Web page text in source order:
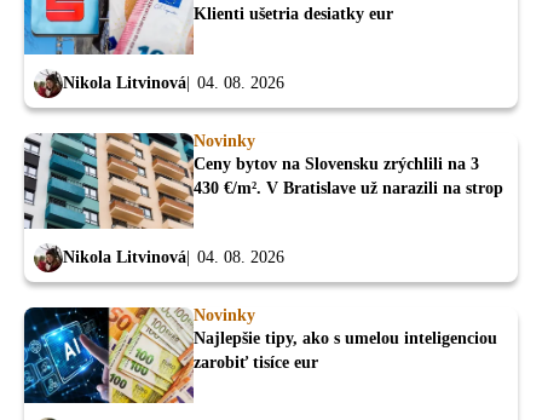
Klienti ušetria desiatky eur
Nikola Litvinová 04. 08. 2026
Novinky
Ceny bytov na Slovensku zrýchlili na 3
430 €/m². V Bratislave už narazili na strop
Nikola Litvinová 04. 08. 2026
Novinky
Najlepšie tipy, ako s umelou inteligenciou
zarobiť tisíce eur